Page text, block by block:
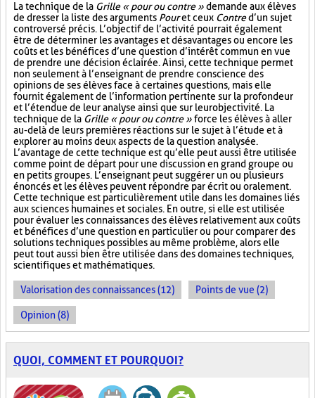
La technique de la Grille « pour ou contre »demande aux élèves
de dresser la liste des arguments Pouret ceux Contred’un sujet
controversé précis. L’objectif de l’activité pourrait également
être de déterminer les avantages et désavantages ou encore les
coûts et les bénéfices d’une question d’intérêt commun en vue
de prendre une décision éclairée. Ainsi, cette technique permet
non seulement à l’enseignant de prendre conscience des
opinions de ses élèves face à certaines questions, mais elle
fournit également de l’information pertinente sur la profondeur
et l’étendue de leur analyse ainsi que sur leur objectivité. La
technique de la Grille « pour ou contre »force les élèves à aller
au-delà de leurs premières réactions sur le sujet à l’étude et à
explorer au moins deux aspects de la question analysée.
L’avantage de cette technique est qu’elle peut aussi être utilisée
comme point de départ pour une discussion en grand groupe ou
en petits groupes. L’enseignant peut suggérer un ou plusieurs
énoncés et les élèves peuvent répondre par écrit ou oralement.
Cette technique est particulièrement utile dans les domaines liés
aux sciences humaines et sociales. En outre, si elle est utilisée
pour évaluer les connaissances des élèves relativement aux coûts
et bénéfices d’une question en particulier ou pour comparer des
solutions techniques possibles au même problème, alors elle
peut tout aussi bien être utilisée dans des domaines techniques,
scientifiques et mathématiques.
Valorisation des connaissances (12) Points de vue (2)
Opinion (8)
QUOI, COMMENT ET POURQUOI?